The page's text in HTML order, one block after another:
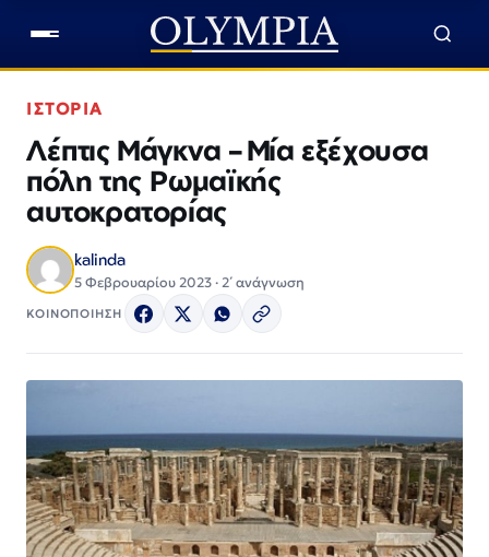
ΙΣΤΟΡΙΑ
Λέπτις Μάγκνα – Μία εξέχουσα
πόλη της Ρωμαϊκής
αυτοκρατορίας
kalinda
5 Φεβρουαρίου 2023 · 2΄ ανάγνωση
ΚΟΙΝΟΠΟΙΗΣΗ